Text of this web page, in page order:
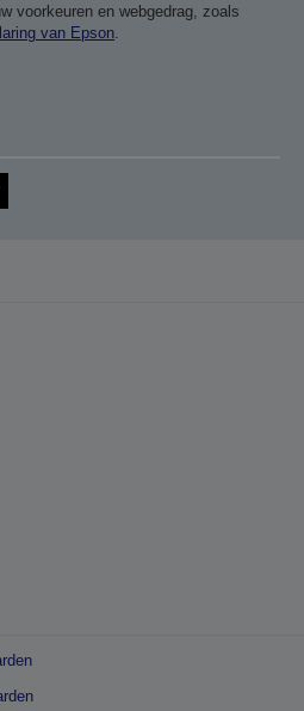
voorkeuren en webgedrag, zoals
van Epson